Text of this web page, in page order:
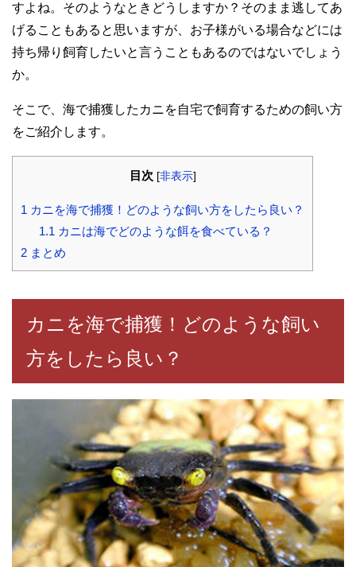
すよね。そのようなときどうしますか？そのまま逃してあ
げることもあると思いますが、お子様がいる場合などには
持ち帰り飼育したいと言うこともあるのではないでしょう
か。
そこで、海で捕獲したカニを自宅で飼育するための飼い方
をご紹介します。
目次 [非表示]
1 カニを海で捕獲！どのような飼い方をしたら良い？
1.1 カニは海でどのような餌を食べている？
2 まとめ
カニを海で捕獲！どのような飼い
方をしたら良い？